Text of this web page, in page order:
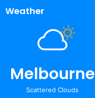
Weather
Melbourne
Scattered Clouds